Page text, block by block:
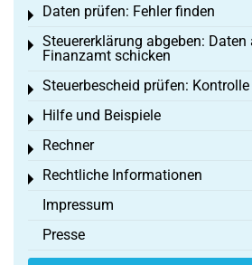
Daten prüfen: Fehler finden
Toggle menu
Steuererklärung abgeben: Daten
Finanzamt schicken
Toggle menu
Steuerbescheid prüfen:
Toggle menu
Hilfe und Beispiele
Toggle menu
Rechner
Toggle menu
Rechtliche Informationen
Toggle menu
Impressum
Presse